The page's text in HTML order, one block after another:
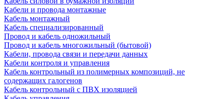
Кабели и провода монтажные
Кабель монтажный
Кабель специализированный
Провод и кабель одножильный
Провод и кабель многожильный (бытовой)
Кабели, провода связи и передачи данных
Кабели контроля и управления
Кабель контрольный из полимерных композиций, не
содержащих галогенов
Кабель контрольный с ПВХ изоляцией